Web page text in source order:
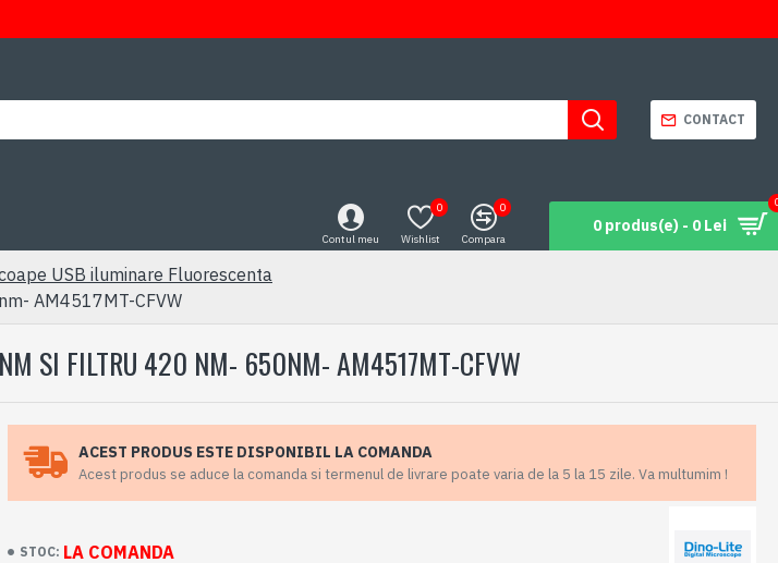
CONTACT
Contul meu Wishlist
0
Compara
0
0 produs(e) - 0 Lei
USB iluminare Fluorescenta
AM4517MT-CFVW
SI FILTRU 420 NM- 650NM- AM4517MT-CFVW
ACEST PRODUS ESTE DISPONIBIL LA COMANDA
Acest produs se aduce la comanda si termenul de livrare poate varia de la 5 la 15 zile. Va multumim !
STOC: LA COMANDA